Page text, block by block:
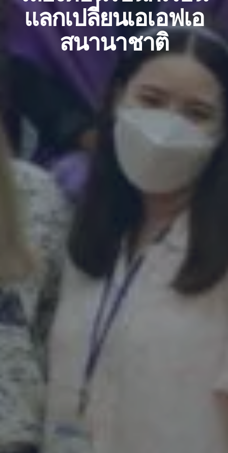
แลกเปลี่ยนเอเอฟเอ
สนานาชาติ